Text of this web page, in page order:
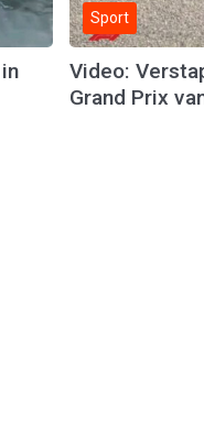
Sport
Video:
Grand Prix